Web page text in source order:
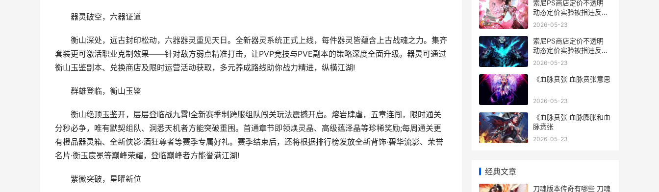
器灵破空，六器证道
衡山深处，远古封印松动，六器器灵重见天日。全新器灵系统正式上线，每件器灵皆蕴含上古战魂之力。集齐
套装更可激活职业克制效果——针对敌方弱点精准打击，让PVP竞技与PVE副本的策略深度全面升级。器灵可通过
衡山玉鉴副本、兑换商店及限时运营活动获取，多元养成路线助你战力精进，纵横江湖!
群雄登临，衡山玉鉴
衡山绝顶玉鉴开，层层登临战九霄!全新赛季制跨服组队闯关玩法震撼开启。熔岩肆虐，五章连闯，限时通关
分秒必争，唯有默契组队、洞悉天机者方能突破重围。首通章节即领焕灵晶、高级蕴泽晶等珍稀奖励;每周通关更
有橙品器灵箱、全新侠影·酒狂尊者等赛季专属好礼。赛季结束后，还将根据排行榜发放全新背饰·碧华流影、荣誉
名片·衡玉宸冕等巅峰荣耀，登临巅峰者方能誉满江湖!
紫微突破，星曜新位
索尼PS商店定价不透明
动态定价实验被指违反欧
盟消费者法 索尼ps商店定
2026-05-23
索尼PS商店定价不透明
动态定价实验被指违反欧
盟消费者法 索尼ps商店
2026-05-23
《血脉贲张 血脉贲张意思
2026-05-23
《血脉贲张 血脉膨胀和血
脉贲张
2026-05-23
经典文章
刀魂版本传奇有哪些 刀魂